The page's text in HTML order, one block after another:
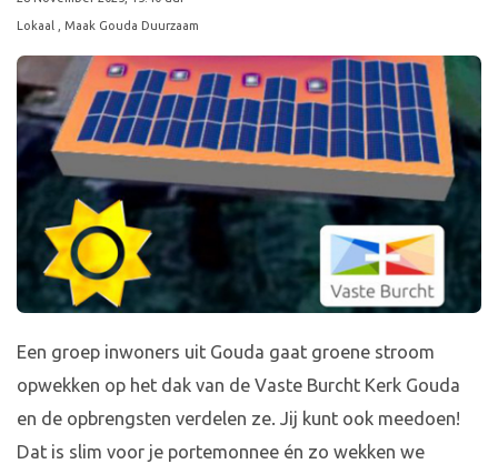
Lokaal , Maak Gouda Duurzaam
Een groep inwoners uit Gouda gaat groene stroom
opwekken op het dak van de Vaste Burcht Kerk Gouda
en de opbrengsten verdelen ze. Jij kunt ook meedoen!
Dat is slim voor je portemonnee én zo wekken we